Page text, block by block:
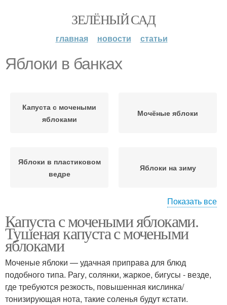
ЗЕЛЁНЫЙ САД
главная новости статьи
Яблоки в банках
Капуста с мочеными
яблоками
Мочёные яблоки
Яблоки в пластиковом
ведре
Яблоки на зиму
Яблоки с медом Рецепт в банках
Рецепт на
трехлитровую банку
Капуста с целыми
яблоками
Показать все
Капуста с мочеными яблоками.
Тушеная капуста с мочеными
яблоками
Моченые яблоки — удачная приправа для блюд
подобного типа. Рагу, солянки, жаркое, бигусы - везде,
где требуются резкость, повышенная кислинка/
тонизирующая нота, такие соленья будут кстати.